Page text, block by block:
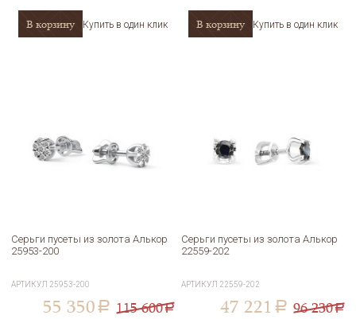
В корзину Купить в один клик В корзину Купить в один клик
Серьги пусеты из золота Алькор
25953-200
АРТИКУЛ 25953-200
55 350 a 115 600a
Серьги пусеты из золота Алькор
22559-202
АРТИКУЛ 22559-202
47 221 a 96 230a